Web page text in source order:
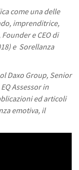
come una delle
imprenditrice,
e CEO di
e Sorellanza
Daxo Group, Senior
Assessor in
ed articoli
emotiva, il